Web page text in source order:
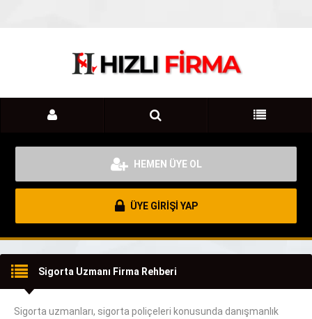
HEMEN ÜYE OL
ÜYE GİRİŞİ YAP
Sigorta Uzmanı Firma Rehberi
Sigorta uzmanları, sigorta poliçeleri konusunda danışmanlık